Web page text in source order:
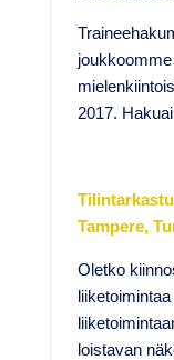
2017.
Tampere,
Oletko
loistavan